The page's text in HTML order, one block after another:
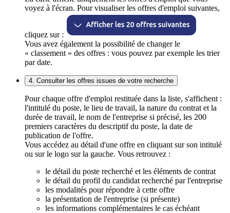
voyez à l'écran. Pour visualiser les offres d'emploi suivantes,
cliquez sur :
Vous avez également la possibilité de changer le
« classement » des offres : vous pouvez par exemple les trier
par date.
4. Consulter les offres issues de votre recherche
Pour chaque offre d'emploi restituée dans la liste, s'affichent :
l'intitulé du poste, le lieu de travail, la nature du contrat et la
durée de travail, le nom de l'entreprise si précisé, les 200
premiers caractères du descriptif du poste, la date de
publication de l'offre.
Vous accédez au détail d'une offre en cliquant sur son intitulé
ou sur le logo sur la gauche. Vous retrouvez :
le détail du poste recherché et les éléments de contrat
le détail du profil du candidat recherché par l'entreprise
les modalités pour répondre à cette offre
la présentation de l'entreprise (si présente)
les informations complémentaires le cas échéant